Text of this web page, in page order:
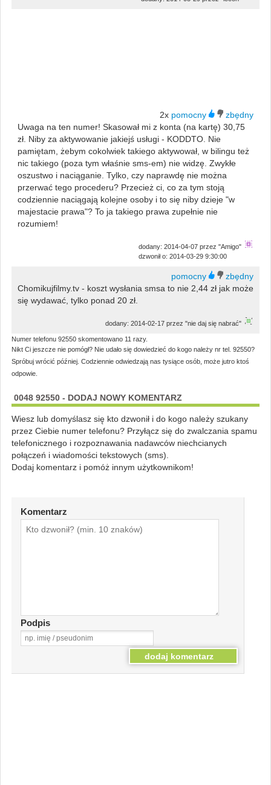
2x
Uwaga na ten numer! Skasował mi z konta (na kartę) 30,75
zł. Niby za aktywowanie jakiejś usługi - KODDTO. Nie
pamiętam, żebym cokolwiek takiego aktywował, w bilingu też
nic takiego (poza tym właśnie sms-em) nie widzę. Zwykłe
oszustwo i naciąganie. Tylko, czy naprawdę nie można
przerwać tego procederu? Przecież ci, co za tym stoją
codziennie naciągają kolejne osoby i to się niby dzieje "w
majestacie prawa"? To ja takiego prawa zupełnie nie
rozumiem!
dodany: 2014-04-07 przez "Amigo"
dzwonił o: 2014-03-29 9:30:00
Chomikujfilmy.tv - koszt wysłania smsa to nie 2,44 zł jak może
się wydawać, tylko ponad 20 zł.
dodany: 2014-02-17 przez "nie daj się nabrać"
Numer telefonu 92550 skomentowano 11 razy.
Nikt Ci jeszcze nie pomógł? Nie udało się dowiedzieć do kogo należy nr tel. 92550?
Spróbuj wrócić później. Codziennie odwiedzają nas tysiące osób, może jutro ktoś
odpowie.
0048 92550 - DODAJ NOWY KOMENTARZ
Wiesz lub domyślasz się kto dzwonił i do kogo należy szukany
przez Ciebie numer telefonu? Przyłącz się do zwalczania spamu
telefonicznego i rozpoznawania nadawców niechcianych
połączeń i wiadomości tekstowych (sms).
Dodaj komentarz i pomóż innym użytkownikom!
Komentarz
Podpis